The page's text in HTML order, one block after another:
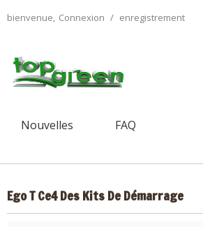
bienvenue, Connexion / enregistrement
Nouvelles FAQ
Ego T Ce4 Des Kits De Démarrage